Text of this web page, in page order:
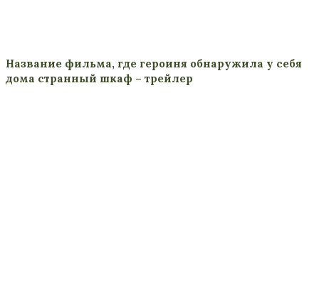
Название фильма, где героиня обнаружила у себя
дома странный шкаф – трейлер